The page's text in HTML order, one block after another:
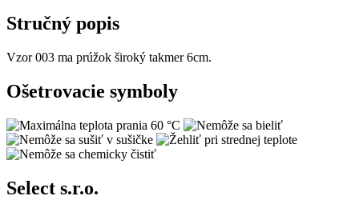
Stručný popis
Vzor 003 ma prúžok široký takmer 6cm.
Ošetrovacie symboly
Select s.r.o.